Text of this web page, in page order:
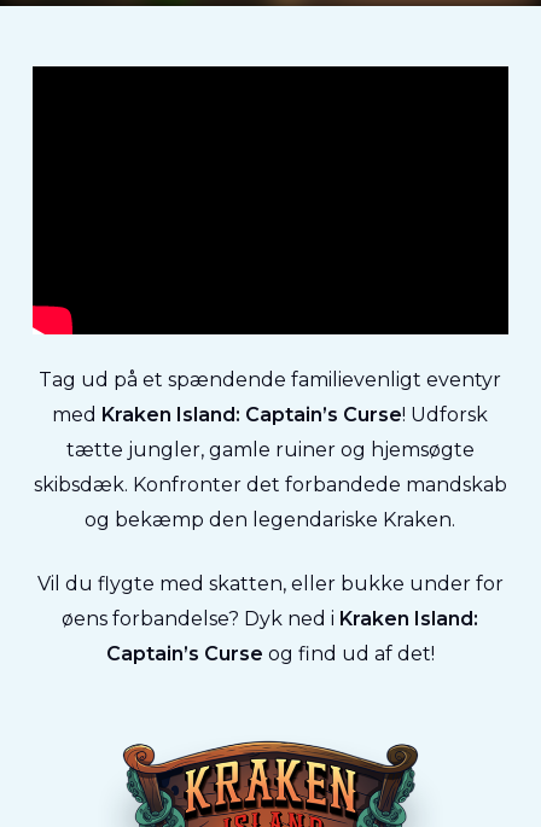
Tag ud på et spændende familievenligt eventyr
med Kraken Island: Captain’s Curse! Udforsk
tætte jungler, gamle ruiner og hjemsøgte
skibsdæk. Konfronter det forbandede mandskab
og bekæmp den legendariske Kraken.
Vil du flygte med skatten, eller bukke under for
øens forbandelse? Dyk ned i Kraken Island:
Captain’s Curse og find ud af det!